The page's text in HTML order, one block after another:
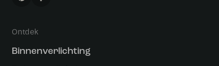
Ontdek
Binnenverlichting